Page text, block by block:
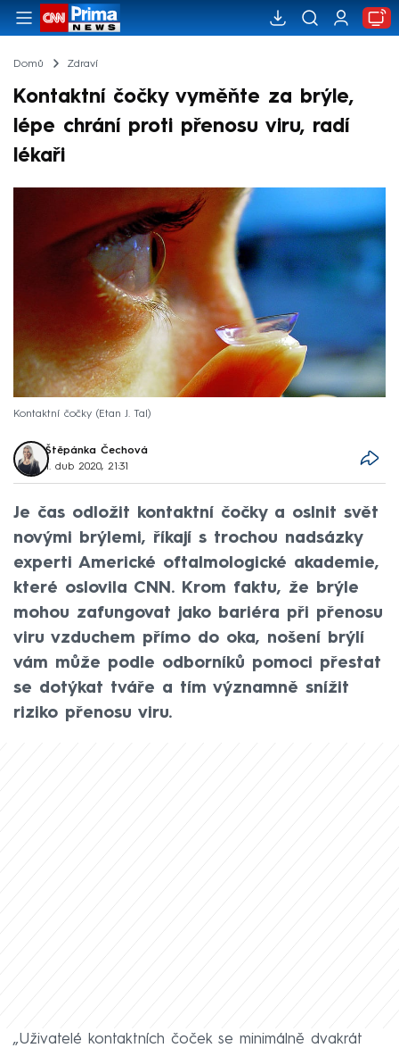
Domů Zdraví
Kontaktní čočky vyměňte za brýle,
lépe chrání proti přenosu viru, radí
lékaři
Kontaktní čočky (Etan J. Tal)
Štěpánka Čechová
1. dub 2020, 21:31
Je čas odložit kontaktní čočky a oslnit svět
novými brýlemi, říkají s trochou nadsázky
experti Americké oftalmologické akademie,
které oslovila CNN. Krom faktu, že brýle
mohou zafungovat jako bariéra při přenosu
viru vzduchem přímo do oka, nošení brýlí
vám může podle odborníků pomoci přestat
se dotýkat tváře a tím významně snížit
riziko přenosu viru.
„Uživatelé kontaktních čoček se minimálně dvakrát